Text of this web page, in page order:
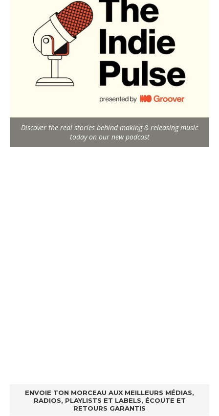
Discover the real stories behind making & releasing music
today on our new podcast
ENVOIE TON MORCEAU AUX MEILLEURS MÉDIAS,
RADIOS, PLAYLISTS ET LABELS, ÉCOUTE ET
RETOURS GARANTIS